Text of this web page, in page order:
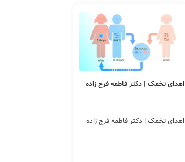
اهدای تخمک | دکتر فاطمه فرج زاده
اهدای تخمک | دکتر فاطمه فرج زاده